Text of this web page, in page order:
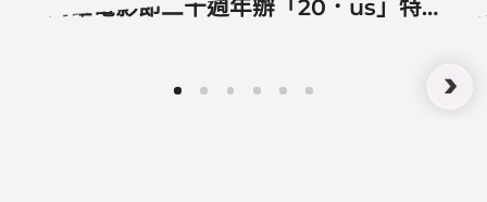
高雄電影節二十週年辦「20．us」特